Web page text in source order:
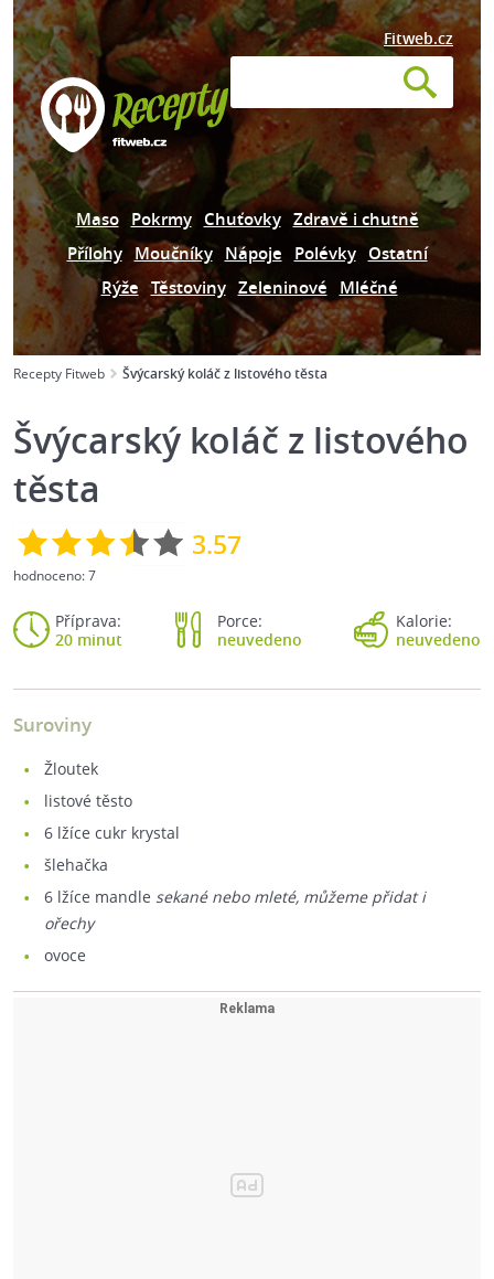
Fitweb.cz
Maso Pokrmy Chuťovky Zdravě i chutně
Přílohy Moučníky Nápoje Polévky Ostatní
Rýže Těstoviny Zeleninové Mléčné
Recepty Fitweb Švýcarský koláč z listového těsta
Švýcarský koláč z listového
těsta
3.57
hodnoceno:7
Příprava:
20 minut
Porce:
neuvedeno
Kalorie:
neuvedeno
Suroviny
žloutek
listové těsto
6 lžíce cukr krystal
šlehačka
6 lžíce mandle sekané nebo mleté, můžeme přidat i
ořechy
ovoce